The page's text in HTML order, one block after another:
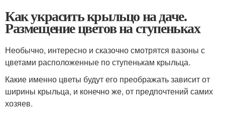
Как украсить крыльцо на даче.
Размещение цветов на ступеньках
Необычно, интересно и сказочно смотрятся вазоны с
цветами расположенные по ступенькам крыльца.
Какие именно цветы будут его преображать зависит от
ширины крыльца, и конечно же, от предпочтений самих
хозяев.